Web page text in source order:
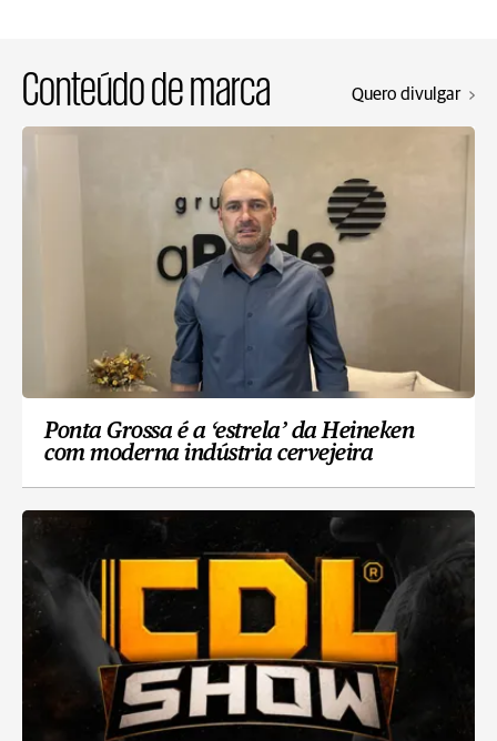
Conteúdo de marca Quero divulgar
Ponta Grossa é a ‘estrela’ da Heineken
com moderna indústria cervejeira